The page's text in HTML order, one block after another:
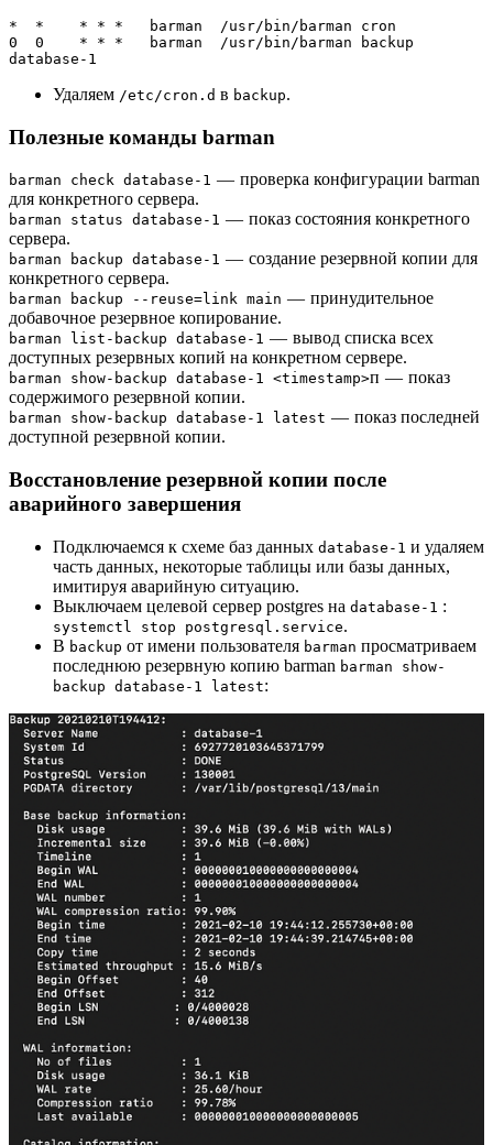
*  *    * * *   barman  /usr/bin/barman cron
0  0    * * *   barman  /usr/bin/barman backup
database-1
Удаляем /etc/cron.d в backup.
Полезные команды barman
barman check database-1 — проверка конфигурации barman
для конкретного сервера.
barman status database-1 — показ состояния конкретного
сервера.
barman backup database-1 — создание резервной копии для
конкретного сервера.
barman backup --reuse=link main — принудительное
добавочное резервное копирование.
barman list-backup database-1 — вывод списка всех
доступных резервных копий на конкретном сервере.
barman show-backup database-1 <timestamp>п — показ
содержимого резервной копии.
barman show-backup database-1 latest — показ последней
доступной резервной копии.
Восстановление резервной копии после
аварийного завершения
Подключаемся к схеме баз данных database-1 и удаляем
часть данных, некоторые таблицы или базы данных,
имитируя аварийную ситуацию.
Выключаем целевой сервер postgres на database-1 :
systemctl stop postgresql.service.
В backup от имени пользователя barman просматриваем
последнюю резервную копию barman barman show-
backup database-1 latest: